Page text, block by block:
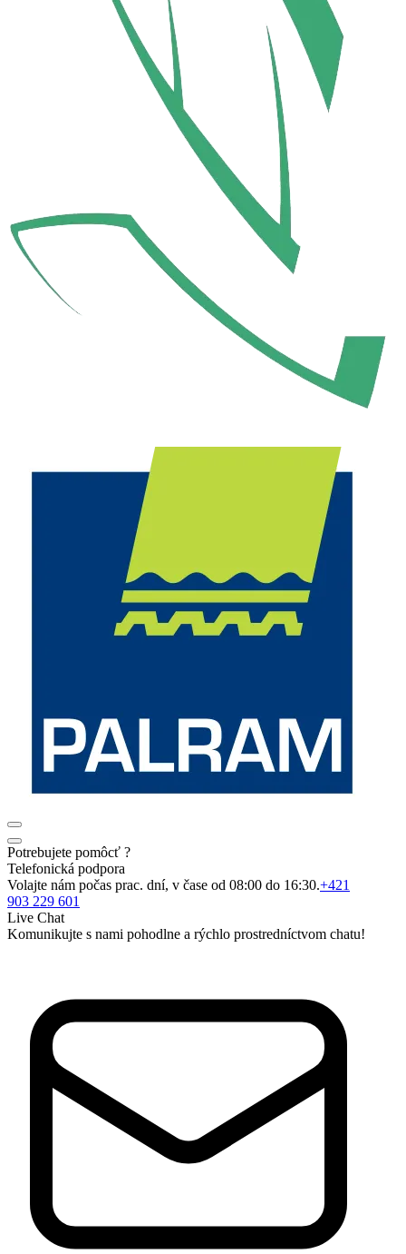
Potrebujete pomôcť ?
Telefonická podpora
Volajte nám počas prac. dní, v čase od 08:00 do 16:30.+421
903 229 601
Live Chat
Komunikujte s nami pohodlne a rýchlo prostredníctvom chatu!